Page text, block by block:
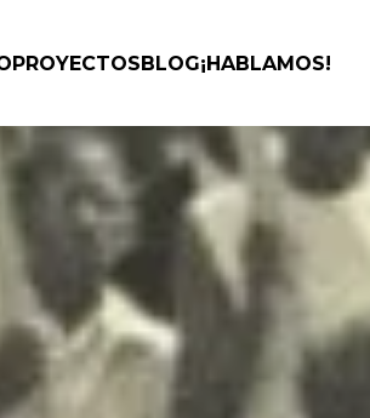
PROYECTOSBLOG¡HABLAMOS!